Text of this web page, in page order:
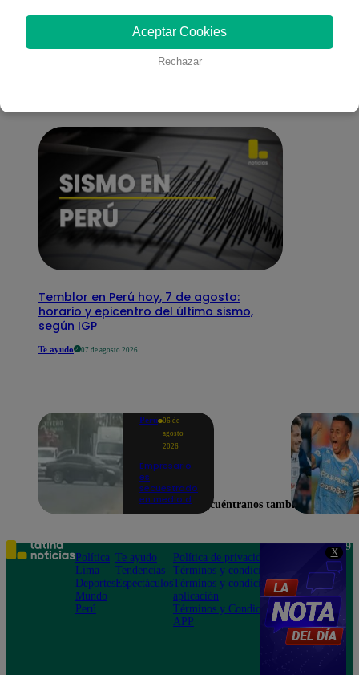
X
También te puede
interesar
Temblor en Perú hoy, 7 de agosto:
horario y epicentro del último sismo,
según IGP
Te ayudo 07 de agosto 2026
Perú 06 de
agosto
2026
Empresario
es
secuestrado
en medio de
Aceptar Cookies
Rechazar
Encuéntranos también en
Política
Lima
Deportes
Mundo
Perú
Te ayudo
Tendencias
Espectáculos
Política de privacidad
Términos y condiciones
Términos y condiciones
aplicación
Términos y Condiciones
APP
Teléfono: 219
Av. San
Felipe 968
Jesús María